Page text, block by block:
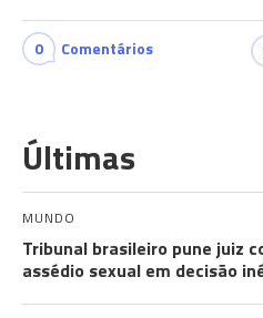
0 Comentários
Últimas
MUNDO
Tribunal brasileiro pune juiz
assédio sexual em decisão